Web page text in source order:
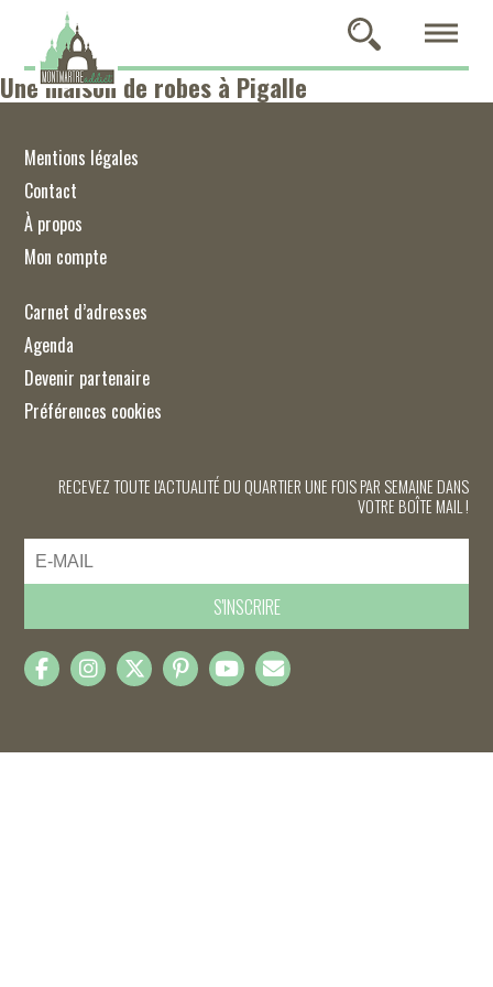
Une maison de robes à Pigalle
Mentions légales
Contact
À propos
Mon compte
Carnet d’adresses
Agenda
Devenir partenaire
Préférences cookies
RECEVEZ TOUTE L'ACTUALITÉ DU QUARTIER UNE FOIS PAR SEMAINE DANS
VOTRE BOÎTE MAIL !